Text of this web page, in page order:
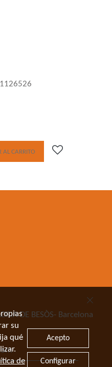
AL CARRITO
DE BESÒS- Barcelona
su
qué
de
Acepto
Configurar